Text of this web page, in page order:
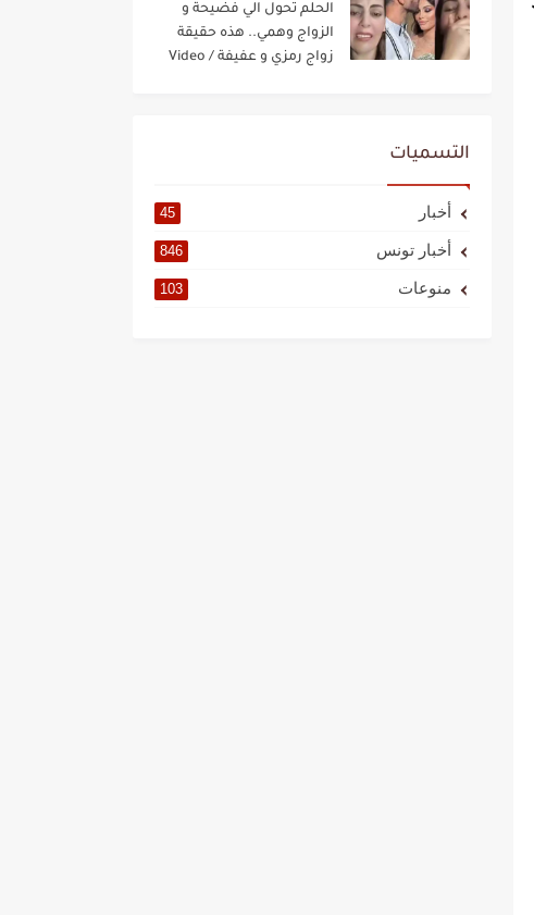
الحلم تحول الي فضيحة و
الزواج وهمي.. هذه حقيقة
زواج رمزي و عفيفة / Video
التسميات
أخبار 45
أخبار تونس 846
منوعات 103